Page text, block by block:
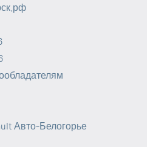
Авто-Белогорье